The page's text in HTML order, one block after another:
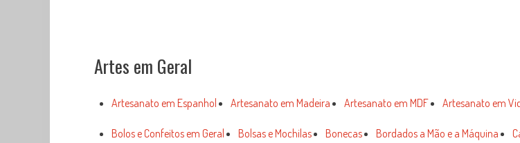
Artes em Geral
Artesanato em Espanhol Artesanato em Madeira Artesanato em MDF Artesanato em
Bolos e Confeitos em Geral Bolsas e Mochilas Bonecas Bordados a Mão e a Máquina